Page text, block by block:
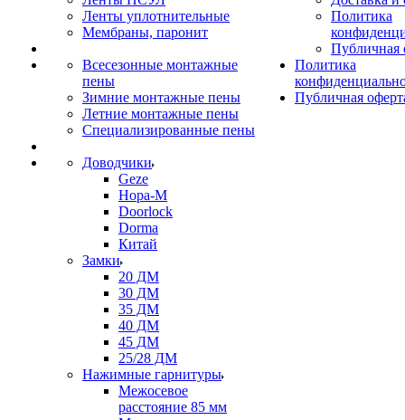
Ленты уплотнительные
Мембраны, паронит
Всесезонные монтажные
пены
Зимние монтажные пены
Летние монтажные пены
Специализированные пены
Доводчики
Geze
Нора-М
Doorlock
Dorma
Китай
Замки
20 ДМ
30 ДМ
35 ДМ
40 ДМ
45 ДМ
25/28 ДМ
Нажимные гарнитуры
Межосевое
расстояние 85 мм
Политика
Публичная
Политика
Публичная